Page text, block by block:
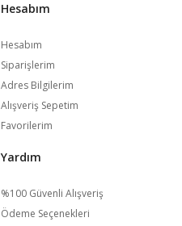
Hesabım
Hesabım
Siparişlerim
Adres Bilgilerim
Alışveriş Sepetim
Favorilerim
Yardım
%100 Güvenli Alışveriş
Ödeme Seçenekleri